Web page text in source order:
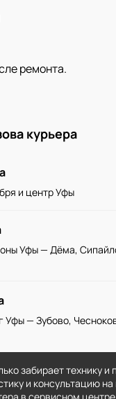
ремонта.
курьера
и центр Уфы
Уфы — Дёма,
Уфы — Зубово,
забирает технику
и консультацию